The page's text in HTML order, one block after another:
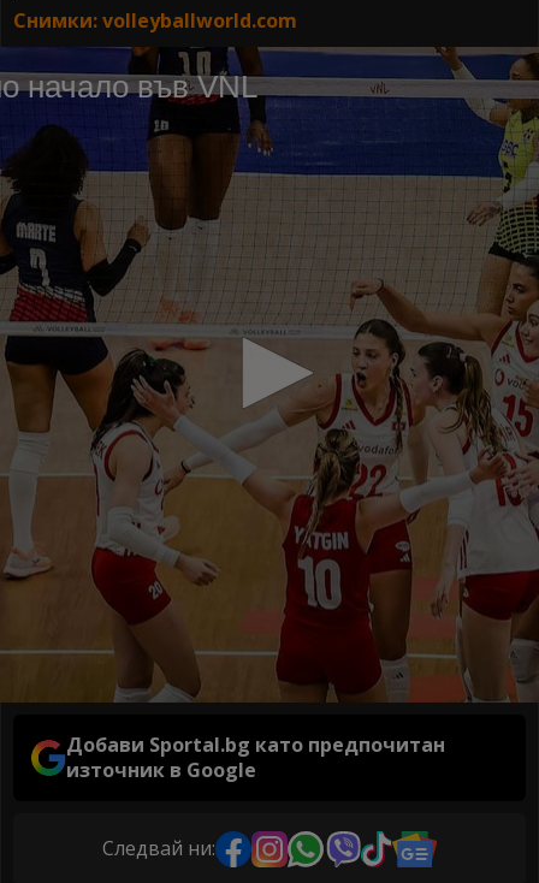
Снимки: volleyballworld.com
Добави Sportal.bg като предпочитан
източник в Google
Следвай ни: